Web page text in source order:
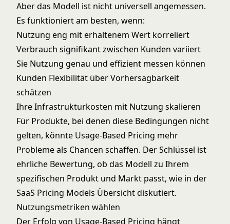
Aber das Modell ist nicht universell angemessen.
Es funktioniert am besten, wenn:
Nutzung eng mit erhaltenem Wert korreliert
Verbrauch signifikant zwischen Kunden variiert
Sie Nutzung genau und effizient messen können
Kunden Flexibilität über Vorhersagbarkeit
schätzen
Ihre Infrastrukturkosten mit Nutzung skalieren
Für Produkte, bei denen diese Bedingungen nicht
gelten, könnte Usage-Based Pricing mehr
Probleme als Chancen schaffen. Der Schlüssel ist
ehrliche Bewertung, ob das Modell zu Ihrem
spezifischen Produkt und Markt passt, wie in der
SaaS Pricing Models Übersicht diskutiert.
Nutzungsmetriken wählen
Der Erfolg von Usage-Based Pricing hängt